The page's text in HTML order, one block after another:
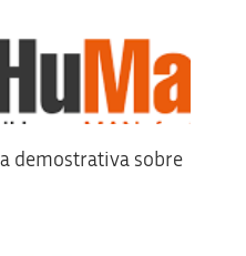
demostrativa sobre